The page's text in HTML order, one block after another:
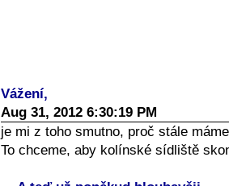
Vážení,
Aug 31, 2012 6:30:19 PM
je mi z toho smutno, proč stále
To chceme, aby kolínské sídliště